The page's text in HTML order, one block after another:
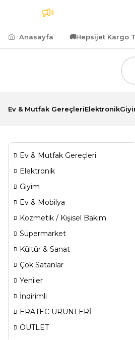
7.500,00 TL ve Üzeri
Anasayfa 🚚Hepsijet Kargo
Ev & Mutfak GereçleriElektronik
Ev & Mutfak Gereçleri
Elektronik
Giyim
Ev & Mobilya
Kozmetik / Kişisel Bakım
Süpermarket
Kültür & Sanat
Çok Satanlar
Yeniler
İndirimli
ERATEC ÜRÜNLERİ
OUTLET